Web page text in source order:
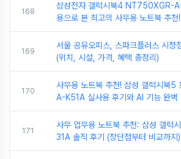
168
삼성전자 갤럭시북4 NT750XGR-
용으로 본 최고의 사무용 노트북 추천!
169
서울 공유오피스, 스파크플러스 시청
(위치, 시설, 가격, 혜택 총정리)
170
사무용 노트북 추천! 삼성 갤럭시
A-K51A 실사용 후기와 AI 기능 완벽
171
사무 업무용 노트북 추천: 삼성 갤
31A 솔직 후기 (장단점부터 비교까지)